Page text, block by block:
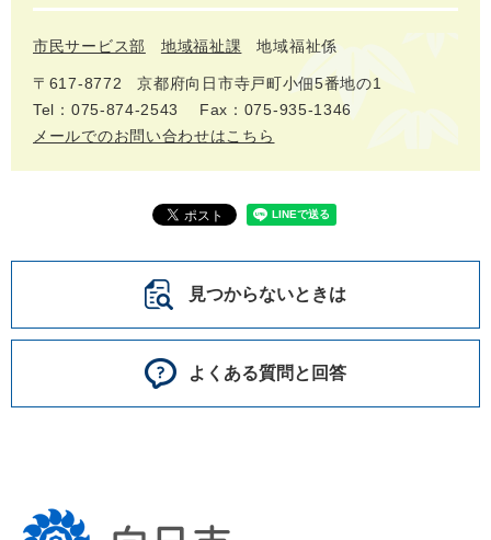
市民サービス部 地域福祉課 地域福祉係
〒617-8772
京都府向日市寺戸町小佃5番地の1
Tel：075-874-2543
Fax：075-935-1346
メールでのお問い合わせはこちら
見つからないときは
よくある質問と回答
向